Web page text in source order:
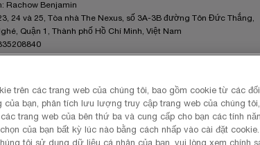
Rachow Benjamin
24 và 25, Tòa nhà The Nexus, số 3A-3B đường Tôn Đức Thắng,
Quận 1, Thành phố Hồ Chí Minh, Việt Nam
trên các trang web của chúng tôi, bao gồm cookie từ các
bạn, phân tích lưu lượng truy cập trang web của chúng
trang web của bên thứ ba và cung cấp cho bạn các tính
của bạn bất kỳ lúc nào bằng cách nhấp vào cài đặt